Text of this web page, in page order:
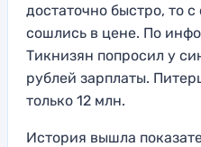
достаточно быстро, то
сошлись в цене. По
Тикнизян попросил у
рублей зарплаты.
только 12 млн.
История вышла